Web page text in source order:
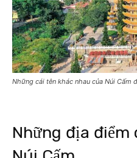
Những cái tên khác nhau của Núi Cấm
Những địa